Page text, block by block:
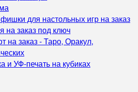
для настольных игр на заказ
на заказ под ключ
на заказ - Таро, Оракул,
и УФ‑печать на кубиках